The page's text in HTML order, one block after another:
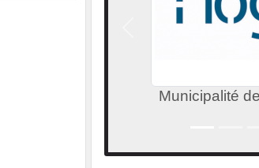
Municipalité de Nogent